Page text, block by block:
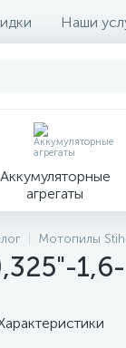
Наши
Аккумуляторные
агрегаты
Садовые
Мотопилы